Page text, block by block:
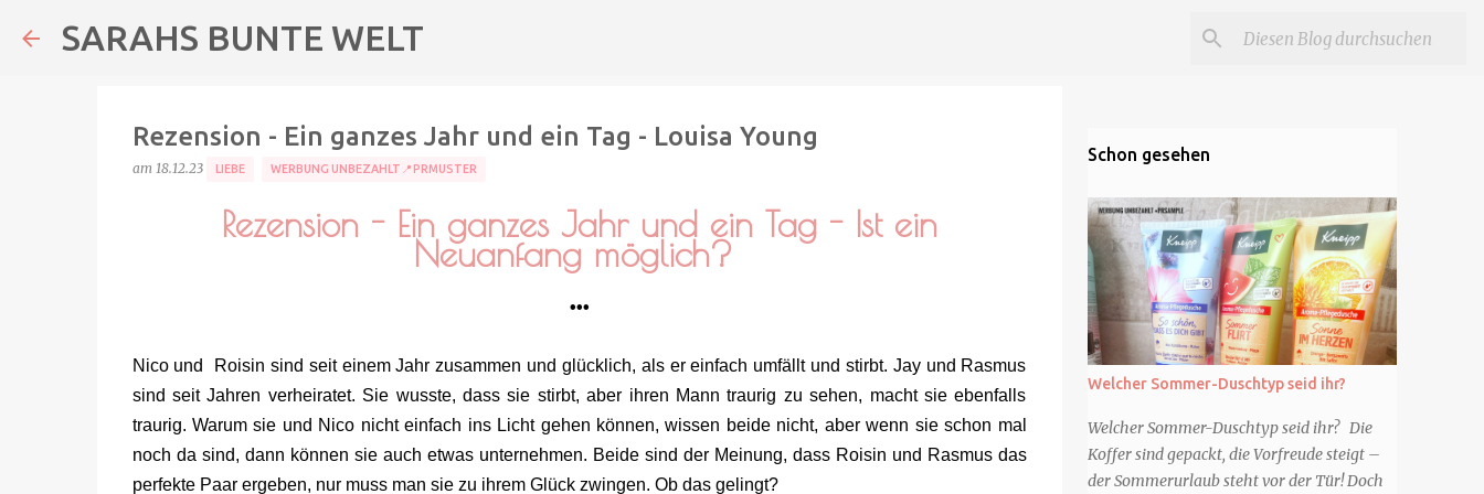
SARAHS BUNTE WELT
Rezension - Ein ganzes Jahr und ein Tag - Louisa Young
am 18.12.23 LIEBE WERBUNG UNBEZAHLT📍PRMUSTER
Rezension - Ein ganzes Jahr und ein Tag - Ist ein
Neuanfang möglich?
•••
Nico und Roisin sind seit einem Jahr zusammen und glücklich, als er einfach umfällt und stirbt. Jay und Rasmus
sind seit Jahren verheiratet. Sie wusste, dass sie stirbt, aber ihren Mann traurig zu sehen, macht sie ebenfalls
traurig. Warum sie und Nico nicht einfach ins Licht gehen können, wissen beide nicht, aber wenn sie schon mal
noch da sind, dann können sie auch etwas unternehmen. Beide sind der Meinung, dass Roisin und Rasmus das
perfekte Paar ergeben, nur muss man sie zu ihrem Glück zwingen. Ob das gelingt?
Schon gesehen
Welcher Sommer-Duschtyp seid ihr?
Welcher Sommer-Duschtyp seid ihr? Die
Koffer sind gepackt, die Vorfreude steigt –
der Sommerurlaub steht vor der Tür! Doch